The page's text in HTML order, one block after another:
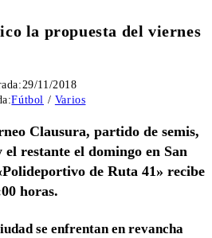
la propuesta del viernes
29/11/2018
Fútbol / Varios
Clausura, partido de semis,
el restante el domingo en San
de Ruta 41» recibe
horas.
se enfrentan en revancha